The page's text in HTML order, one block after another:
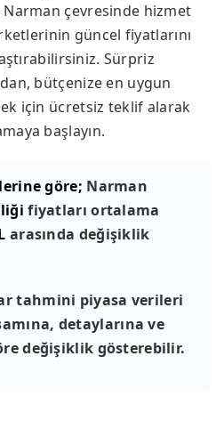
çevresinde hizmet
güncel fiyatlarını
Sürpriz
bütçenize en uygun
için ücretsiz teklif alarak
başlayın.
göre; Narman
fiyatları ortalama
arasında değişiklik
tahmini piyasa verileri
detaylarına ve
değişiklik gösterebilir.